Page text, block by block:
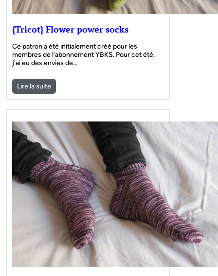
{Tricot} Flower power socks
Ce patron a été initialement créé pour les
membres de l’abonnement YBKS. Pour cet été,
j’ai eu des envies de…
Lire la suite